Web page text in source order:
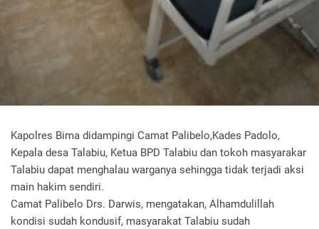
Kapolres Bima didampingi Camat Palibelo,Kades Padolo,
Kepala desa Talabiu, Ketua BPD Talabiu dan tokoh masyarakar
Talabiu dapat menghalau warganya sehingga tidak terjadi aksi
main hakim sendiri.
Camat Palibelo Drs. Darwis, mengatakan, Alhamdulillah
kondisi sudah kondusif, masyarakat Talabiu sudah